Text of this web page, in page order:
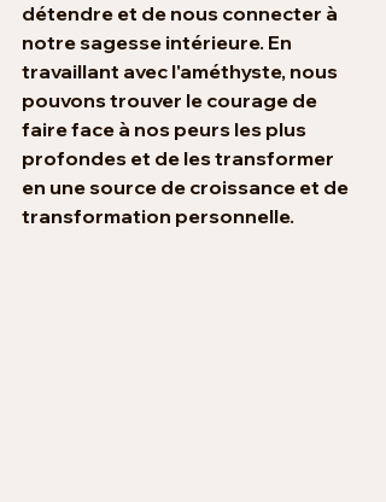
détendre et de nous connecter à
notre sagesse intérieure. En
travaillant avec l'améthyste, nous
pouvons trouver le courage de
faire face à nos peurs les plus
profondes et de les transformer
en une source de croissance et de
transformation personnelle.